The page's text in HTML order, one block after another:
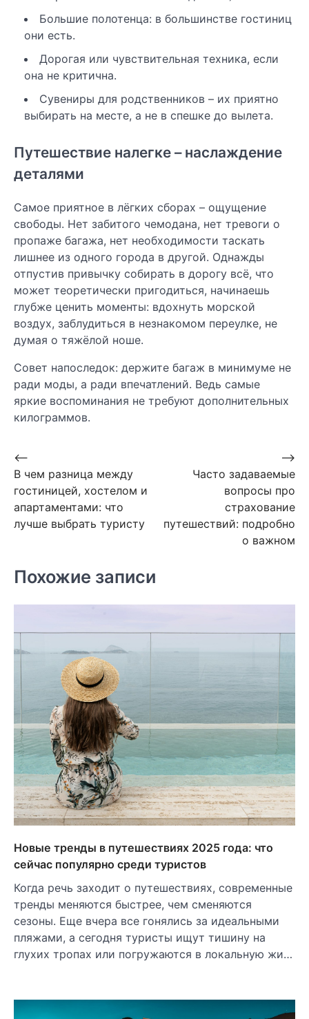
Большие полотенца: в большинстве гостиниц
они есть.
Дорогая или чувствительная техника, если
она не критична.
Сувениры для родственников – их приятно
выбирать на месте, а не в спешке до вылета.
Путешествие налегке – наслаждение
деталями
Самое приятное в лёгких сборах – ощущение
свободы. Нет забитого чемодана, нет тревоги о
пропаже багажа, нет необходимости таскать
лишнее из одного города в другой. Однажды
отпустив привычку собирать в дорогу всё, что
может теоретически пригодиться, начинаешь
глубже ценить моменты: вдохнуть морской
воздух, заблудиться в незнакомом переулке, не
думая о тяжёлой ноше.
Совет напоследок: держите багаж в минимуме не
ради моды, а ради впечатлений. Ведь самые
яркие воспоминания не требуют дополнительных
килограммов.
Навигация
по
записям
⟵
В чем разница между
гостиницей, хостелом и
апартаментами: что
лучше выбрать туристу
Часто задаваемые
вопросы про
страхование
путешествий: подробно
о важном
⟶
Похожие записи
Новые тренды в путешествиях 2025 года: что
сейчас популярно среди туристов
Когда речь заходит о путешествиях, современные
тренды меняются быстрее, чем сменяются
сезоны. Еще вчера все гонялись за идеальными
пляжами, а сегодня туристы ищут тишину на
глухих тропах или погружаются в локальную жи…